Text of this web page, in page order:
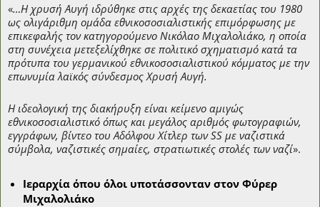
«…Η χρυσή Αυγή ιδρύθηκε στις αρχές της δεκαετίας του 1980
ως ολιγάριθμη ομάδα εθνικοσοσιαλιστικής επιμόρφωσης με
επικεφαλής τον κατηγορούμενο Νικόλαο Μιχαλολιάκο, η οποία
στη συνέχεια μετεξελίχθηκε σε πολιτικό σχηματισμό κατά τα
πρότυπα του γερμανικού εθνικοσοσιαλιστικού κόμματος με την
επωνυμία λαϊκός σύνδεσμος Χρυσή Αυγή.
Η ιδεολογική της διακήρυξη είναι κείμενο αμιγώς
εθνικοσοσιαλιστικό όπως και μεγάλος αριθμός φωτογραφιών,
εγγράφων, βίντεο του Αδόλφου Χίτλερ των SS με ναζιστικά
σύμβολα, ναζιστικές σημαίες, στρατιωτικές στολές των ναζί».
Ιεραρχία όπου όλοι υποτάσσονταν στον Φύρερ
Μιχαλολιάκο